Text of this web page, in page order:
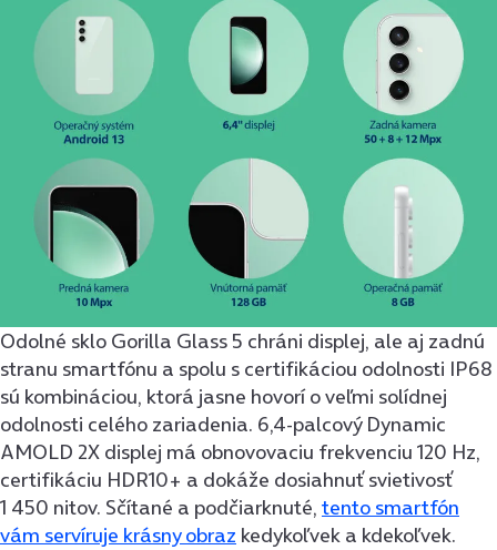
Odolné sklo Gorilla Glass 5 chráni displej, ale aj zadnú
stranu smartfónu a spolu s certifikáciou odolnosti IP68
sú kombináciou, ktorá jasne hovorí o veľmi solídnej
odolnosti celého zariadenia. 6,4-palcový Dynamic
AMOLD 2X displej má obnovovaciu frekvenciu 120 Hz,
certifikáciu HDR10+ a dokáže dosiahnuť svietivosť
1 450 nitov. Sčítané a podčiarknuté, tento smartfón
vám servíruje krásny obraz kedykoľvek a kdekoľvek.